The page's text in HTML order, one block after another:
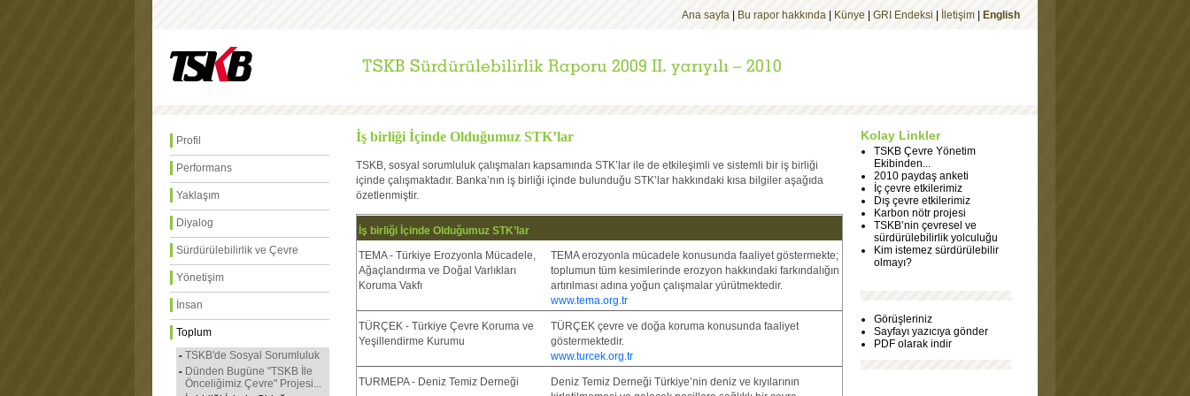
Ana sayfa Bu rapor hakkında Künye GRI Endeksi İletişim English
Profil
Performans
Yaklaşım
Diyalog
Sürdürülebilirlik ve Çevre
Yönetişim
İnsan
Toplum
TSKB'de Sosyal Sorumluluk
Dünden Bugüne "TSKB İle
Önceliğimiz Çevre" Projesi...
İş birliği İçinde Olduğumuz STK’lar
TSKB, sosyal sorumluluk çalışmaları kapsamında STK’lar ile de etkileşimli ve sistemli bir iş birliği
içinde çalışmaktadır. Banka’nın iş birliği içinde bulunduğu STK’lar hakkındaki kısa bilgiler aşağıda
özetlenmiştir.
İş birliği İçinde Olduğumuz STK’lar
TEMA - Türkiye Erozyonla Mücadele,
Ağaçlandırma ve Doğal Varlıkları
Koruma Vakfı
TEMA erozyonla mücadele konusunda faaliyet göstermekte;
toplumun tüm kesimlerinde erozyon hakkındaki farkındalığın
artırılması adına yoğun çalışmalar yürütmektedir.
www.tema.org.tr
TÜRÇEK - Türkiye Çevre Koruma ve
Yeşillendirme Kurumu
TÜRÇEK çevre ve doğa koruma konusunda faaliyet
göstermektedir.
www.turcek.org.tr
TURMEPA - Deniz Temiz Derneği
Deniz Temiz Derneği Türkiye’nin deniz ve kıyılarının
Kolay Linkler
TSKB Çevre Yönetim
Ekibinden...
2010 paydaş anketi
İç çevre etkilerimiz
Dış çevre etkilerimiz
Karbon nötr projesi
TSKB’nin çevresel ve
sürdürülebilirlik yolculuğu
Kim istemez sürdürülebilir
olmayı?
Görüşleriniz
Sayfayı yazıcıya gönder
PDF olarak indir